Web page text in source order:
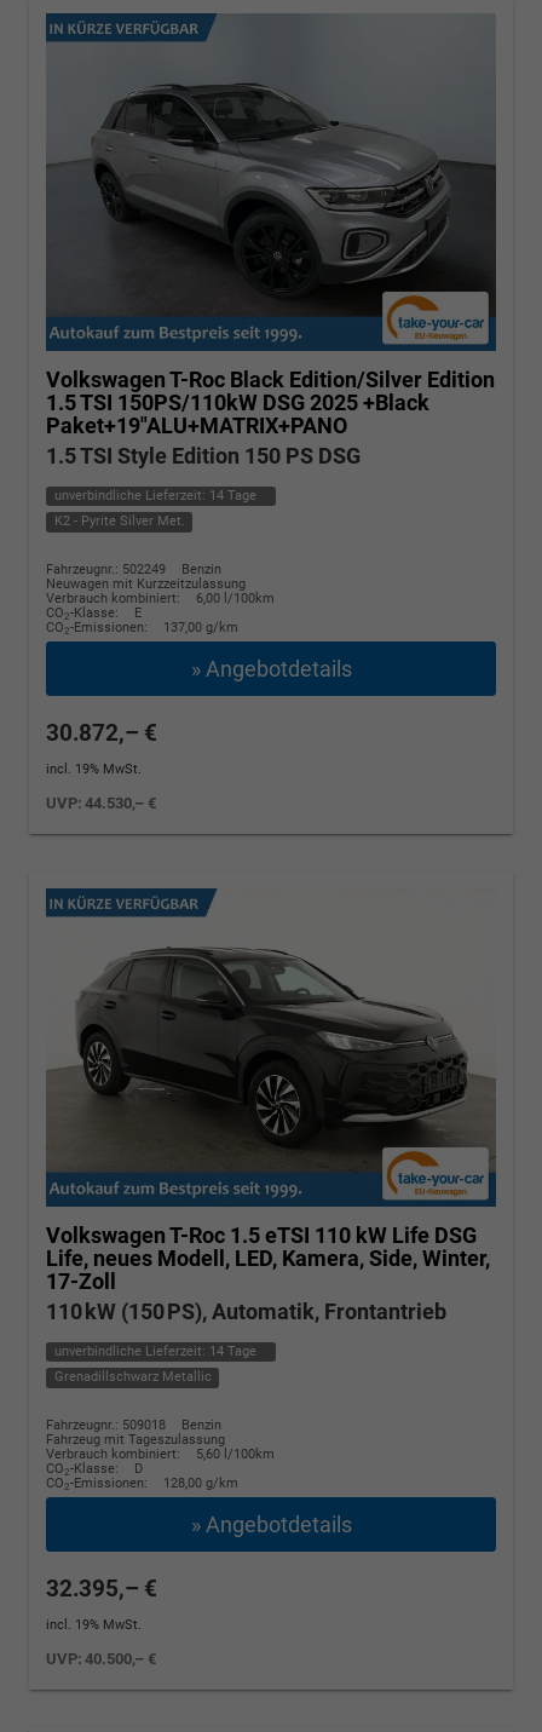
Volkswagen T-Roc Black Edition/Silver Edition
1.5 TSI 150PS/110kW DSG 2025 +Black
Paket+19"ALU+MATRIX+PANO
1.5 TSI Style Edition 150 PS DSG
unverbindliche Lieferzeit: 14 Tage
K2 - Pyrite Silver Met.
Fahrzeugnr.: 502249
Benzin
Neuwagen mit Kurzzeitzulassung
Verbrauch kombiniert:
6,00 l/100km
CO2-Klasse:
E
CO2-Emissionen: 137,00 g/km
» Angebotdetails
30.872,– €
incl. 19% MwSt.
UVP:44.530,– €
Volkswagen T-Roc 1.5 eTSI 110 kW Life DSG
Life, neues Modell, LED, Kamera, Side, Winter,
17-Zoll
110 kW (150 PS), Automatik, Frontantrieb
unverbindliche Lieferzeit: 14 Tage
Grenadillschwarz Metallic
Fahrzeugnr.: 509018
Benzin
Fahrzeug mit Tageszulassung
Verbrauch kombiniert:
5,60 l/100km
CO2-Klasse:
D
CO2-Emissionen: 128,00 g/km
» Angebotdetails
32.395,– €
incl. 19% MwSt.
UVP:40.500,– €